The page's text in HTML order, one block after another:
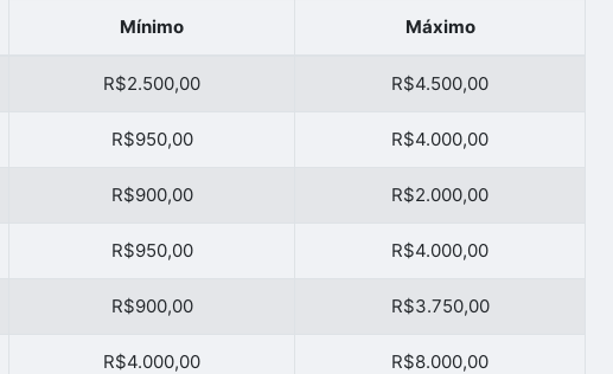
Mínimo Máximo
R$2.500,00 R$4.500,00
R$950,00 R$4.000,00
R$900,00 R$2.000,00
R$950,00 R$4.000,00
R$900,00 R$3.750,00
R$4.000,00 R$8.000,00